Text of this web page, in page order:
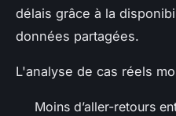
délais grâce à la
données partagées.
L'analyse de cas réels
Moins d’aller-retours